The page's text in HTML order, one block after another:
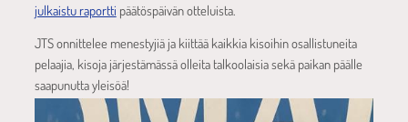
julkaistu raportti päätöspäivän otteluista.
JTS onnittelee menestyjiä ja kiittää kaikkia kisoihin osallistuneita
pelaajia, kisoja järjestämässä olleita talkoolaisia sekä paikan päälle
saapunutta yleisöä!